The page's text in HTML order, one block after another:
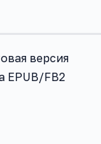
версия
EPUB/FB2